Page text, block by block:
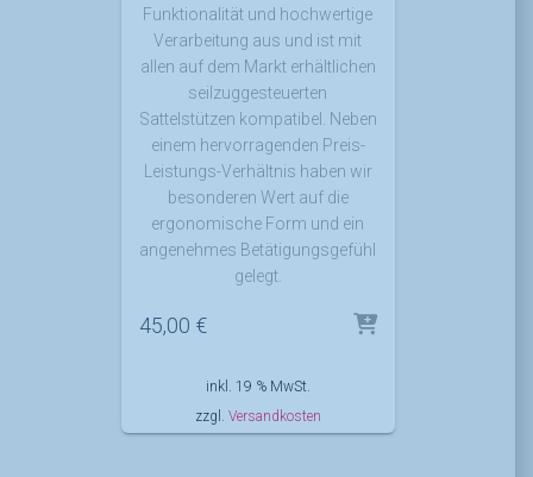
Funktionalität und hochwertige
Verarbeitung aus und ist mit
allen auf dem Markt erhältlichen
seilzuggesteuerten
Sattelstützen kompatibel. Neben
einem hervorragenden Preis-
Leistungs-Verhältnis haben wir
besonderen Wert auf die
ergonomische Form und ein
angenehmes Betätigungsgefühl
gelegt.
45,00 €
inkl. 19 % MwSt.
zzgl. Versandkosten